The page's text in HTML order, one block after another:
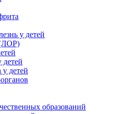
у детей
детей
образований